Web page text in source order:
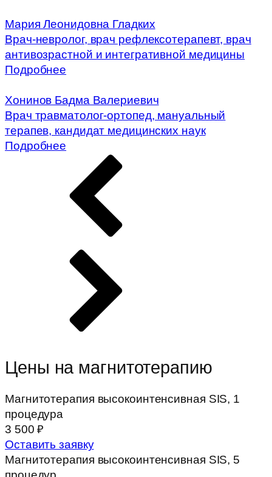
Мария Леонидовна Гладких
Врач-невролог, врач рефлексотерапевт, врач
антивозрастной и интегративной медицины
Подробнее
Хонинов Бадма Валериевич
Врач травматолог-ортопед, мануальный
терапев, кандидат медицинских наук
Подробнее
Цены на магнитотерапию
Магнитотерапия высокоинтенсивная SIS, 1
процедура
3 500 ₽
Оставить заявку
Магнитотерапия высокоинтенсивная SIS, 5